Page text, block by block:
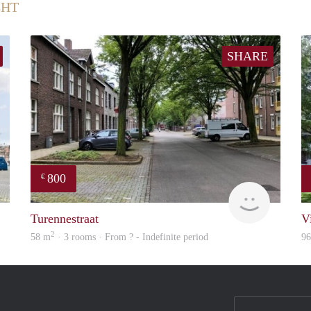
finder
SHARE
€ 800
finder
Turennestraat
58 m2 · 3 rooms · From ? - Indefinite period